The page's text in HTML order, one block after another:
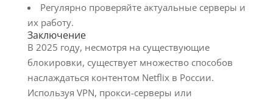
Регулярно проверяйте актуальные серверы и
их работу.
Заключение
В 2025 году, несмотря на существующие
блокировки, существует множество способов
наслаждаться контентом Netflix в России.
Используя VPN, прокси-серверы или